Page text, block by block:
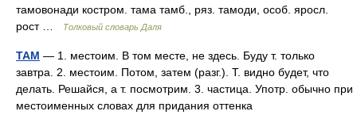
тамовонади костром. тама тамб., ряз. тамоди, особ. яросл.
рост …
Толковый словарь Даля
ТАМ — 1. местоим. В том месте, не здесь. Буду т. только
завтра. 2. местоим. Потом, затем (разг.). Т. видно будет, что
делать. Решайся, а т. посмотрим. 3. частица. Употр. обычно при
местоименных словах для придания оттенка